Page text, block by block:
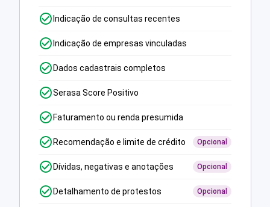
Indicação de consultas recentes
Indicação de empresas vinculadas
Dados cadastrais completos
Serasa Score Positivo
Faturamento ou renda presumida
Recomendação e limite de crédito Opcional
Dívidas, negativas e anotações Opcional
Detalhamento de protestos Opcional